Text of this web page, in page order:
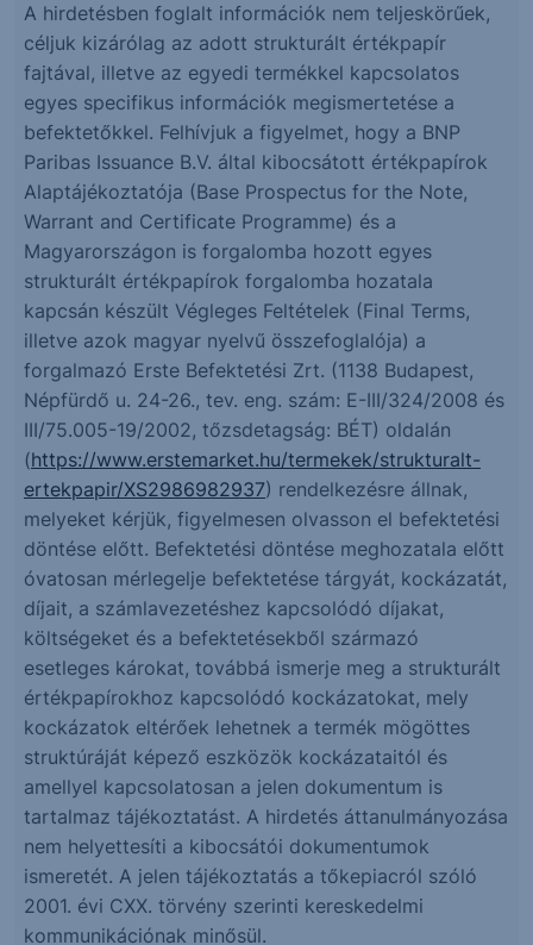
A hirdetésben foglalt információk nem teljeskörűek,
céljuk kizárólag az adott strukturált értékpapír
fajtával, illetve az egyedi termékkel kapcsolatos
egyes specifikus információk megismertetése a
befektetőkkel. Felhívjuk a figyelmet, hogy a BNP
Paribas Issuance B.V. által kibocsátott értékpapírok
Alaptájékoztatója (Base Prospectus for the Note,
Warrant and Certificate Programme) és a
Magyarországon is forgalomba hozott egyes
strukturált értékpapírok forgalomba hozatala
kapcsán készült Végleges Feltételek (Final Terms,
illetve azok magyar nyelvű összefoglalója) a
forgalmazó Erste Befektetési Zrt. (1138 Budapest,
Népfürdő u. 24-26., tev. eng. szám: E-III/324/2008 és
III/75.005-19/2002, tőzsdetagság: BÉT) oldalán
(https://www.erstemarket.hu/termekek/strukturalt-
ertekpapir/XS2986982937) rendelkezésre állnak,
melyeket kérjük, figyelmesen olvasson el befektetési
döntése előtt. Befektetési döntése meghozatala előtt
óvatosan mérlegelje befektetése tárgyát, kockázatát,
díjait, a számlavezetéshez kapcsolódó díjakat,
költségeket és a befektetésekből származó
esetleges károkat, továbbá ismerje meg a strukturált
értékpapírokhoz kapcsolódó kockázatokat, mely
kockázatok eltérőek lehetnek a termék mögöttes
struktúráját képező eszközök kockázataitól és
amellyel kapcsolatosan a jelen dokumentum is
tartalmaz tájékoztatást. A hirdetés áttanulmányozása
nem helyettesíti a kibocsátói dokumentumok
ismeretét. A jelen tájékoztatás a tőkepiacról szóló
2001. évi CXX. törvény szerinti kereskedelmi
kommunikációnak minősül.